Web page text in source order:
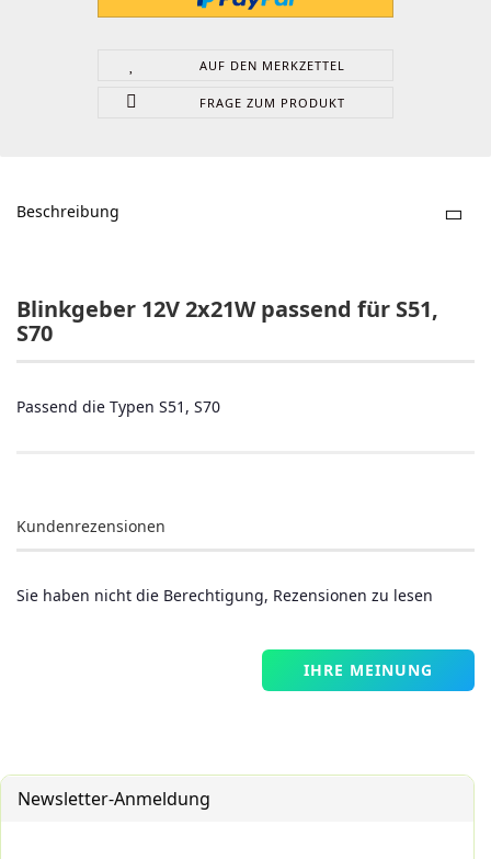
AUF DEN MERKZETTEL
FRAGE ZUM PRODUKT
Beschreibung
Blinkgeber 12V 2x21W passend für S51,
S70
Passend die Typen S51, S70
Kundenrezensionen
Sie haben nicht die Berechtigung, Rezensionen zu lesen
IHRE MEINUNG
Newsletter-Anmeldung